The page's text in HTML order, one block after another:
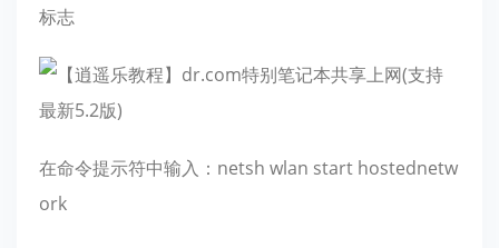
标志
在命令提示符中输入：netsh wlan start hostednetw
ork